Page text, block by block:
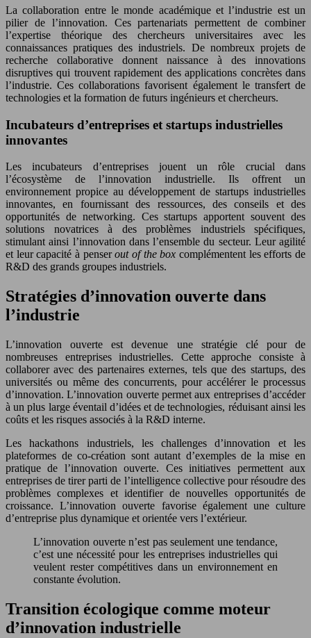
La collaboration entre le monde académique et l’industrie est un
pilier de l’innovation. Ces partenariats permettent de combiner
l’expertise théorique des chercheurs universitaires avec les
connaissances pratiques des industriels. De nombreux projets de
recherche collaborative donnent naissance à des innovations
disruptives qui trouvent rapidement des applications concrètes dans
l’industrie. Ces collaborations favorisent également le transfert de
technologies et la formation de futurs ingénieurs et chercheurs.
Incubateurs d’entreprises et startups industrielles
innovantes
Les incubateurs d’entreprises jouent un rôle crucial dans
l’écosystème de l’innovation industrielle. Ils offrent un
environnement propice au développement de startups industrielles
innovantes, en fournissant des ressources, des conseils et des
opportunités de networking. Ces startups apportent souvent des
solutions novatrices à des problèmes industriels spécifiques,
stimulant ainsi l’innovation dans l’ensemble du secteur. Leur agilité
et leur capacité à penserout of the boxcomplémentent les efforts de
R&D des grands groupes industriels.
Stratégies d’innovation ouverte dans
l’industrie
L’innovation ouverte est devenue une stratégie clé pour de
nombreuses entreprises industrielles. Cette approche consiste à
collaborer avec des partenaires externes, tels que des startups, des
universités ou même des concurrents, pour accélérer le processus
d’innovation. L’innovation ouverte permet aux entreprises d’accéder
à un plus large éventail d’idées et de technologies, réduisant ainsi les
coûts et les risques associés à la R&D interne.
Les hackathons industriels, les challenges d’innovation et les
plateformes de co-création sont autant d’exemples de la mise en
pratique de l’innovation ouverte. Ces initiatives permettent aux
entreprises de tirer parti de l’intelligence collective pour résoudre des
problèmes complexes et identifier de nouvelles opportunités de
croissance. L’innovation ouverte favorise également une culture
d’entreprise plus dynamique et orientée vers l’extérieur.
L’innovation ouverte n’est pas seulement une tendance,
c’est une nécessité pour les entreprises industrielles qui
veulent rester compétitives dans un environnement en
constante évolution.
Transition écologique comme moteur
d’innovation industrielle